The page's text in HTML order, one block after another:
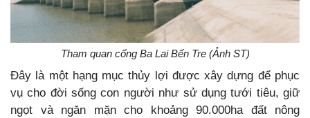
Tham quan cống Ba Lai Bến Tre (Ảnh ST)
Đây là một hạng mục thủy lợi được xây dựng để phục
vụ cho đời sống con người như sử dụng tưới tiêu, giữ
ngọt và ngăn mặn cho khoảng 90.000ha đất nông